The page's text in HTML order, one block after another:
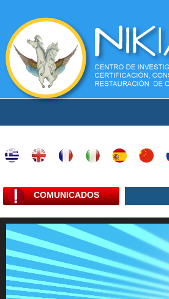
COMUNICADOS